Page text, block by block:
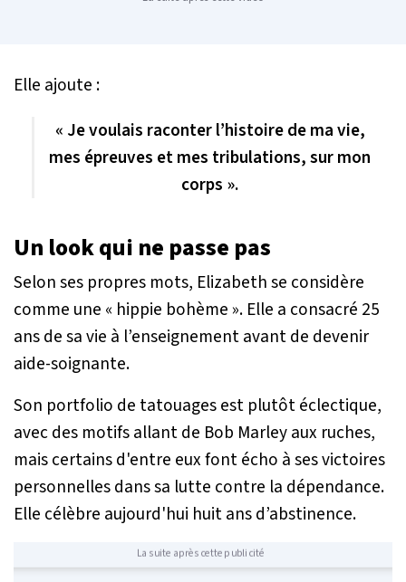
Elle ajoute :
« Je voulais raconter l’histoire de ma vie,
mes épreuves et mes tribulations, sur mon
corps ».
Un look qui ne passe pas
Selon ses propres mots, Elizabeth se considère
comme une « hippie bohème ». Elle a consacré 25
ans de sa vie à l’enseignement avant de devenir
aide-soignante.
Son portfolio de tatouages est plutôt éclectique,
avec des motifs allant de Bob Marley aux ruches,
mais certains d'entre eux font écho à ses victoires
personnelles dans sa lutte contre la dépendance.
Elle célèbre aujourd'hui huit ans d’abstinence.
La suite après cette publicité